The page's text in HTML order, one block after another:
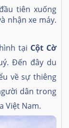
tiên xuống
nhận xe máy.
tại Cột Cờ
Đến đây du
về sự thiêng
dân trong
Việt Nam.